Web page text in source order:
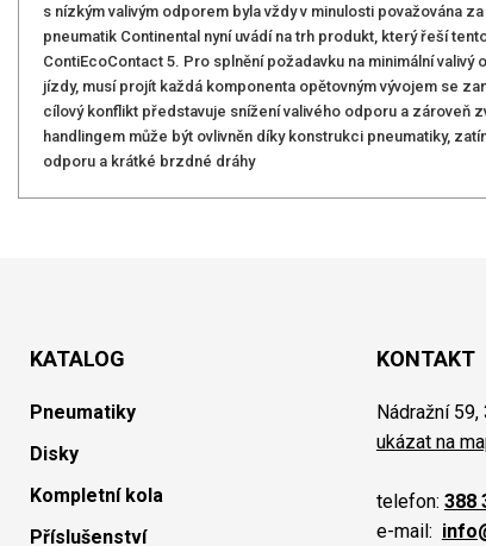
s nízkým valivým odporem byla vždy v minulosti považována
pneumatik Continental nyní uvádí na trh produkt, který řeší
ContiEcoContact 5. Pro splnění požadavku na minimální
jízdy, musí projít každá komponenta opětovným vývojem se
cílový konflikt představuje snížení valivého odporu a zároveň
handlingem může být ovlivněn díky konstrukci pneumatiky,
odporu a krátké brzdné dráhy
KATALOG
Pneumatiky
Disky
Kompletní kola
Příslušenství
KONTAKT
Nádražní
ukázat na
telefon: 388
e-mail: